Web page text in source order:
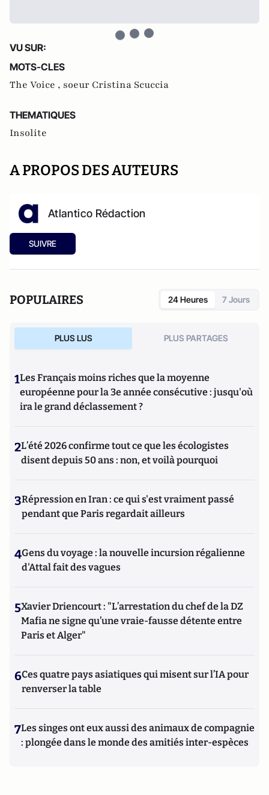
VU SUR:
MOTS-CLES
The Voice , soeur Cristina Scuccia
THEMATIQUES
Insolite
A PROPOS DES AUTEURS
Atlantico Rédaction
SUIVRE
POPULAIRES 24 Heures 7 Jours
PLUS LUS PLUS PARTAGES
1Les Français moins riches que la moyenne
européenne pour la 3e année consécutive : jusqu'où
ira le grand déclassement ?
2L’été 2026 confirme tout ce que les écologistes
disent depuis 50 ans : non, et voilà pourquoi
3Répression en Iran : ce qui s'est vraiment passé
pendant que Paris regardait ailleurs
4Gens du voyage : la nouvelle incursion régalienne
d'Attal fait des vagues
5Xavier Driencourt : "L’arrestation du chef de la DZ
Mafia ne signe qu’une vraie-fausse détente entre
Paris et Alger"
6Ces quatre pays asiatiques qui misent sur l’IA pour
renverser la table
7Les singes ont eux aussi des animaux de compagnie
: plongée dans le monde des amitiés inter-espèces